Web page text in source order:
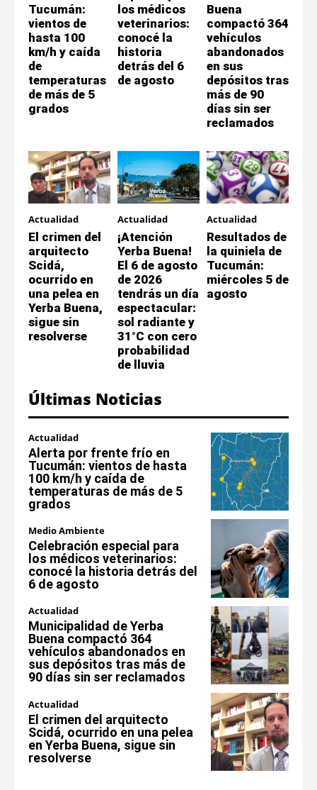
Tucumán:
vientos de
hasta 100
km/h y caída
de
temperaturas
de más de 5
grados
los médicos
veterinarios:
conocé la
historia
detrás del 6
de agosto
Buena
compactó 364
vehículos
abandonados
en sus
depósitos tras
más de 90
días sin ser
reclamados
Actualidad
El crimen del
arquitecto
Scidá,
ocurrido en
una pelea en
Yerba Buena,
sigue sin
resolverse
Actualidad
¡Atención
Yerba Buena!
El 6 de agosto
de 2026
tendrás un día
espectacular:
sol radiante y
31°C con cero
probabilidad
de lluvia
Actualidad
Resultados de
la quiniela de
Tucumán:
miércoles 5 de
agosto
Últimas Noticias
Actualidad
Alerta por frente frío en
Tucumán: vientos de hasta
100 km/h y caída de
temperaturas de más de 5
grados
Medio Ambiente
Celebración especial para
los médicos veterinarios:
conocé la historia detrás del
6 de agosto
Actualidad
Municipalidad de Yerba
Buena compactó 364
vehículos abandonados en
sus depósitos tras más de
90 días sin ser reclamados
Actualidad
El crimen del arquitecto
Scidá, ocurrido en una pelea
en Yerba Buena, sigue sin
resolverse